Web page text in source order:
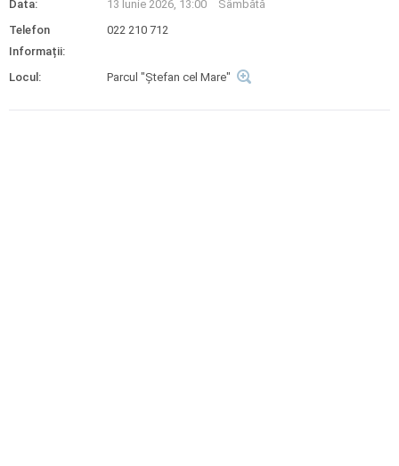
Data: 13 Iunie 2026, 13:00
Sâmbătă
Telefon
Informații:
022 210 712
Locul: Parcul "Ștefan cel Mare"